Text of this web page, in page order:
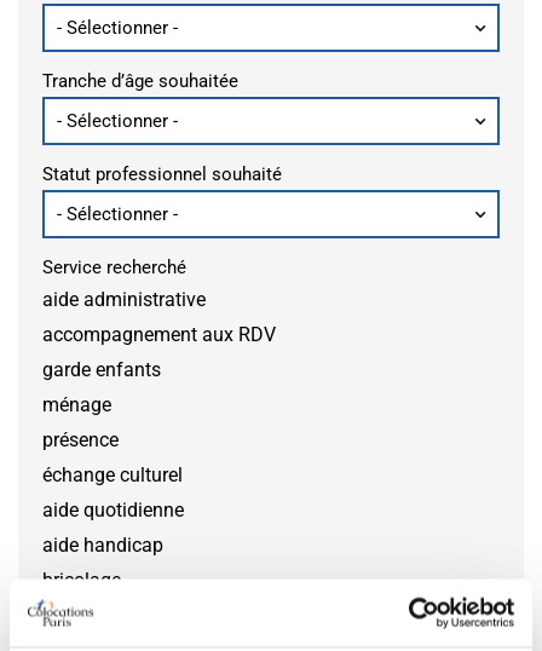
Tranche d’âge souhaitée
Statut professionnel souhaité
Service recherché
aide administrative
accompagnement aux RDV
garde enfants
ménage
présence
échange culturel
aide quotidienne
aide handicap
bricolage
jardinage